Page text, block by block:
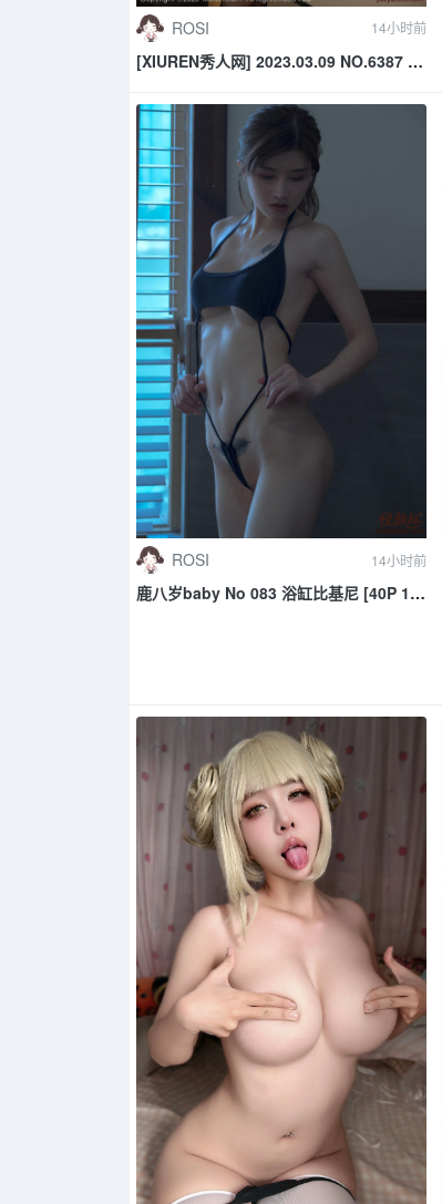
ROSI 14小时前
[XIUREN秀人网] 2023.03.09 NO.6387 熊
ROSI 14小时前
鹿八岁baby No 083 浴缸比基尼 [40P 1V